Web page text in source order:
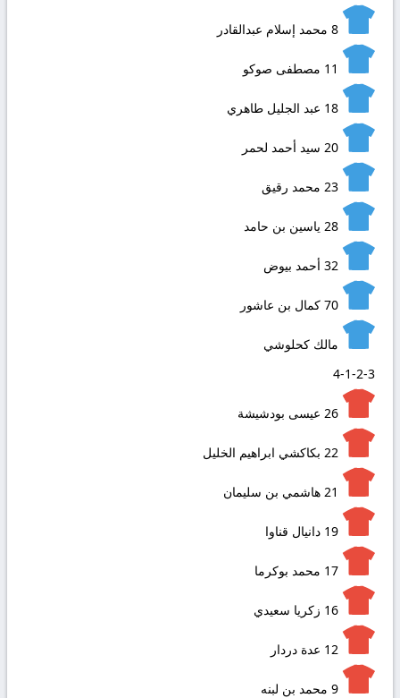
8 محمد إسلام عبدالقادر
11 مصطفى صوكو
18 عبد الجليل طاهري
20 سيد أحمد لحمر
23 محمد رقيق
28 ياسين بن حامد
32 أحمد بيوض
70 كمال بن عاشور
مالك كحلوشي
4-1-2-3
26 عيسى بودشيشة
22 بكاكشي ابراهيم الخليل
21 هاشمي بن سليمان
19 دانيال قناوا
17 محمد بوكرما
16 زكريا سعيدي
12 عدة دردار
9 محمد بن لبنه